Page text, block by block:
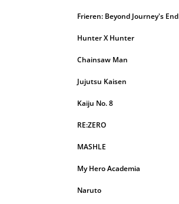
Frieren: Beyond Journey's End
Hunter X Hunter
Chainsaw Man
Jujutsu Kaisen
Kaiju No. 8
RE:ZERO
MASHLE
My Hero Academia
Naruto